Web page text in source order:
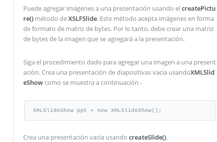
Puede agregar imágenes a una presentación usando el createPictu
re()método deXSLFSlide. Este método acepta imágenes en forma
de formato de matriz de bytes. Por lo tanto, debe crear una matriz
de bytes de la imagen que se agregará a la presentación.
Siga el procedimiento dado para agregar una imagen a una present
ación. Crea una presentación de diapositivas vacía usandoXMLSlid
eShowcomo se muestra a continuación -
XMLSlideShow ppt = new XMLSlideShow();
Crea una presentación vacía usando createSlide().